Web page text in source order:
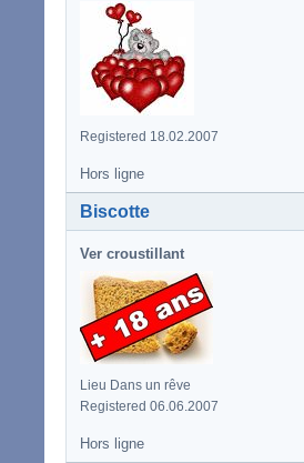
Registered 18.02.2007
Hors ligne
Biscotte
Ver croustillant
Lieu Dans un rêve
Registered 06.06.2007
Hors ligne